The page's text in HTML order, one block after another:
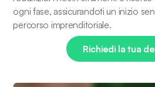
ogni fase, assicurandoti un inizio
percorso imprenditoriale.
Richiedi la tua